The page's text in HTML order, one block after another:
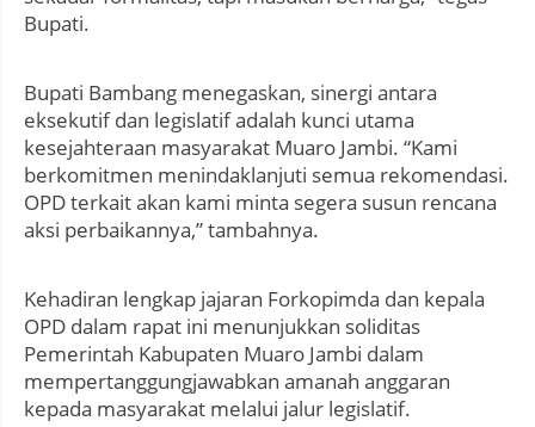
Bupati.
Bupati Bambang menegaskan, sinergi antara
eksekutif dan legislatif adalah kunci utama
kesejahteraan masyarakat Muaro Jambi. “Kami
berkomitmen menindaklanjuti semua rekomendasi.
OPD terkait akan kami minta segera susun rencana
aksi perbaikannya,” tambahnya.
Kehadiran lengkap jajaran Forkopimda dan kepala
OPD dalam rapat ini menunjukkan soliditas
Pemerintah Kabupaten Muaro Jambi dalam
mempertanggungjawabkan amanah anggaran
kepada masyarakat melalui jalur legislatif.